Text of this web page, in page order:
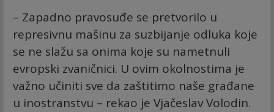
– Zapadno pravosuđe se pretvorilo u
represivnu mašinu za suzbijanje odluka koje
se ne slažu sa onima koje su nametnuli
evropski zvaničnici. U ovim okolnostima je
važno učiniti sve da zaštitimo naše građane
u inostranstvu – rekao je Vjačeslav Volodin.